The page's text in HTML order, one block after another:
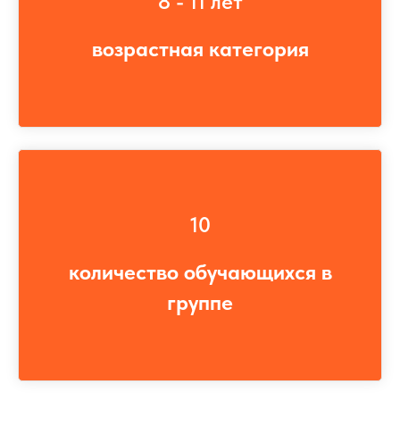
возрастная категория
10
количество обучающихся в
группе